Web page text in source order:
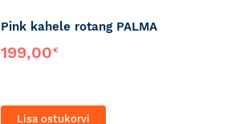
Pink kahele rotang PALMA
199,00€
Lisa ostukorvi